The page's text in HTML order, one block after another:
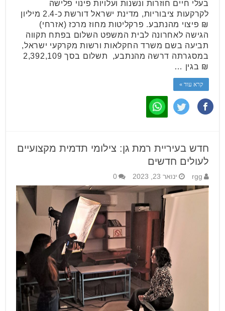
בעלי חיים חוזרות ונשנות ועלויות פינוי פלישה
לקרקעות ציבוריות, מדינת ישראל דורשת כ-2.4 מיליון
₪ פיצוי מהנתבע. פרקליטות מחוז מרכז (אזרחי)
הגישה לאחרונה לבית המשפט השלום בפתח תקווה
תביעה בשם משרד החקלאות ורשות מקרקעי ישראל,
במסגרתה דרשה מהנתבע, תשלום בסך 2,392,109
₪ בגין …
קרא עוד »
חדש בעיריית רמת גן: צילומי תדמית מקצועיים
לעולים חדשים
rgg ינואר 23, 2023 0